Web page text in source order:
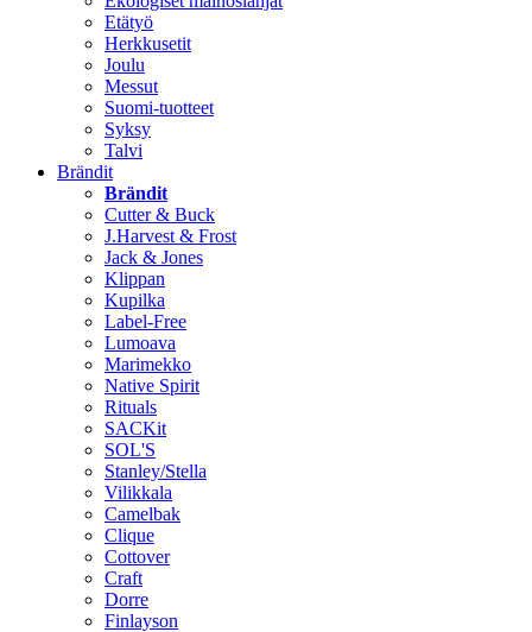
Etätyö
Herkkusetit
Joulu
Messut
Suomi-tuotteet
Syksy
Talvi
Brändit
Brändit
Cutter & Buck
J.Harvest & Frost
Jack & Jones
Klippan
Kupilka
Label-Free
Lumoava
Marimekko
Native Spirit
Rituals
SACKit
SOL'S
Stanley/Stella
Vilikkala
Camelbak
Clique
Cottover
Craft
Dorre
Finlayson